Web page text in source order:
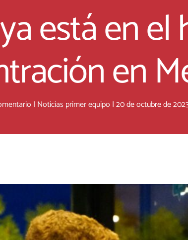
está en
en
| Noticias primer equipo |20 de octubre de